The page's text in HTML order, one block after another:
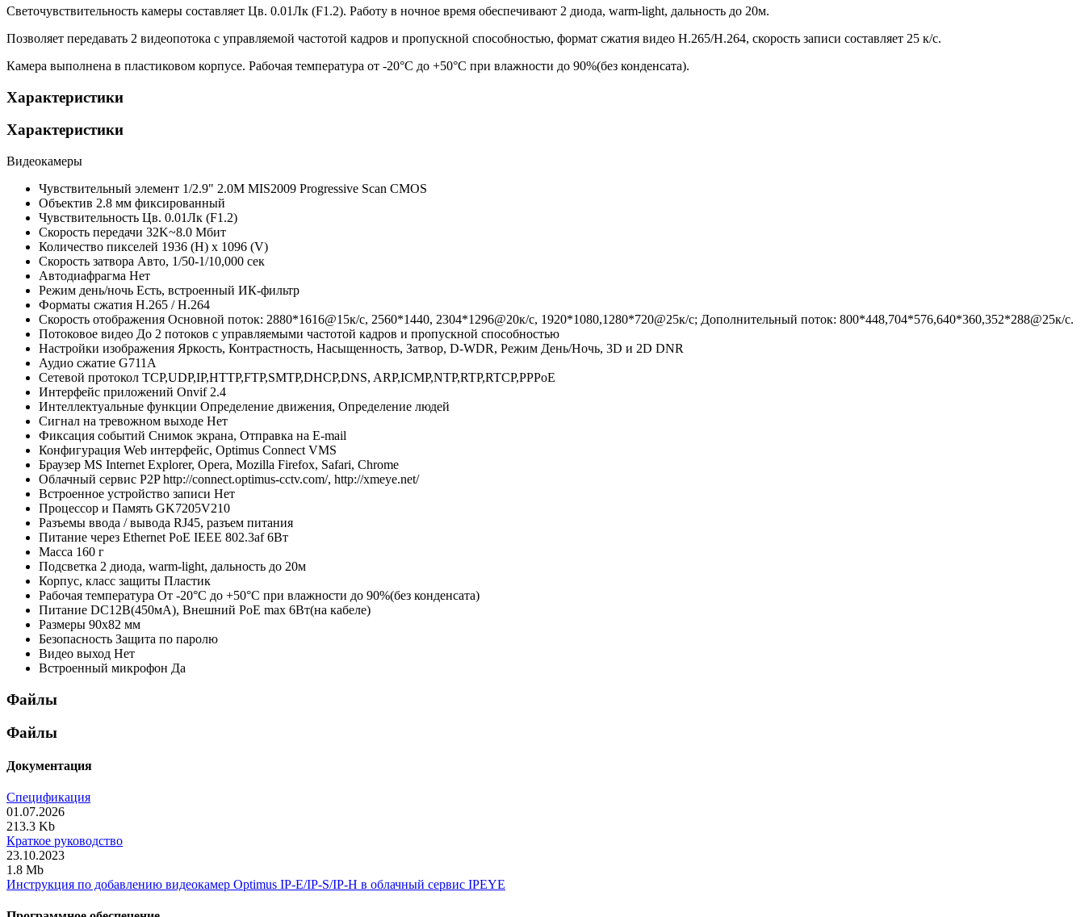
Светочувствительность камеры составляет Цв. 0.01Лк (F1.2). Работу в ночное время обеспечивают 2 диода, warm-light, дальность до 20м.
Позволяет передавать 2 видеопотока с управляемой частотой кадров и пропускной способностью, формат сжатия видео H.265/H.264, скорость записи составляет 25 к/с.
Камера выполнена в пластиковом корпусе. Рабочая температура от -20°С до +50°С при влажности до 90%(без конденсата).
Характеристики
Характеристики
Видеокамеры
Чувствительный элемент 1/2.9" 2.0M MIS2009 Progressive Scan CMOS
Объектив 2.8 мм фиксированный
Чувствительность Цв. 0.01Лк (F1.2)
Скорость передачи 32K~8.0 Мбит
Количество пикселей 1936 (H) x 1096 (V)
Скорость затвора Авто, 1/50-1/10,000 сек
Автодиафрагма Нет
Режим день/ночь Есть, встроенный ИК-фильтр
Форматы сжатия H.265 / H.264
Скорость отображения Основной поток: 2880*1616@15к/с, 2560*1440, 2304*1296@20к/с, 1920*1080,1280*720@25к/с; Дополнительный поток: 800*448,704*576,640*360,352*288@25к/с.
Потоковое видео До 2 потоков с управляемыми частотой кадров и пропускной способностью
Настройки изображения Яркость, Контрастность, Насыщенность, Затвор, D-WDR, Режим День/Ночь, 3D и 2D DNR
Аудио сжатие G711A
Сетевой протокол TCP,UDP,IP,HTTP,FTP,SMTP,DHCP,DNS, ARP,ICMP,NTP,RTP,RTCP,PPPoE
Интерфейс приложений Onvif 2.4
Интеллектуальные функции Определение движения, Определение людей
Сигнал на тревожном выходе Нет
Фиксация событий Снимок экрана, Отправка на E-mail
Конфигурация Web интерфейс, Optimus Connect VMS
Браузер MS Internet Explorer, Opera, Mozilla Firefox, Safari, Chrome
Облачный сервис P2P http://connect.optimus-cctv.com/, http://xmeye.net/
Встроенное устройство записи Нет
Процессор и Память GK7205V210
Разъемы ввода / вывода RJ45, разъем питания
Питание через Ethernet PoE IEEE 802.3af 6Вт
Масса 160 г
Подсветка 2 диода, warm-light, дальность до 20м
Корпус, класс защиты Пластик
Рабочая температура От -20°С до +50°С при влажности до 90%(без конденсата)
Питание DC12В(450мА), Внешний PoE max 6Вт(на кабеле)
Размеры 90x82 мм
Безопасность Защита по паролю
Видео выход Нет
Встроенный микрофон Да
Файлы
Файлы
Документация
Спецификация
01.07.2026
213.3 Kb
Краткое руководство
23.10.2023
1.8 Mb
Инструкция по добавлению видеокамер Optimus IP-E/IP-S/IP-H в облачный сервис IPEYE